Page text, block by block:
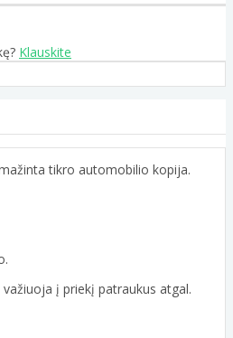
Klauskite
tikro automobilio kopija.
į priekį patraukus atgal.